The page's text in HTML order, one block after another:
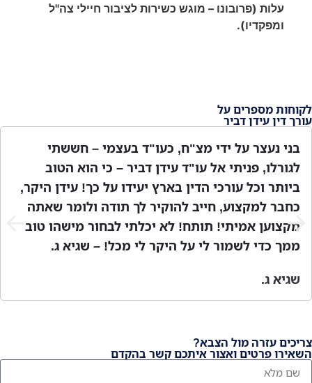
עלות (פרובונו – מוגש כשירות לציבור חיילי צה"ל
ומפקדיו).
לקוחות מספרים על
עורך דין עידן דביר
בני נעצר על ידי מצ"ח, כעו"ד בעצמי – חששתי
לגורלו, פניתי אל עו"ד עידן דביר – כי הוא הטוב
ביותר וכל עורכי הדין בארץ יעידו על כך! עידן היקר,
כחבר למקצוע, חייב להוקיר לך תודה ולומר שאתה
מקצוען אמיתי! תותח! לא יכלתי לבחור מישהו טוב
ממך כדי לשמור לי על היקר לי מכל! – שגיא ג.
שגיא ג.
צריכים עזרה מול הצבא?
השאירו פרטים ואצור איתכם קשר בהקדם